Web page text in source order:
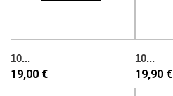
10...
19,00 €
10...
19,90 €